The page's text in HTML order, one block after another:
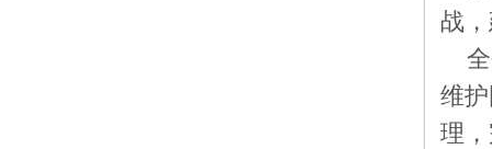
战
维
理